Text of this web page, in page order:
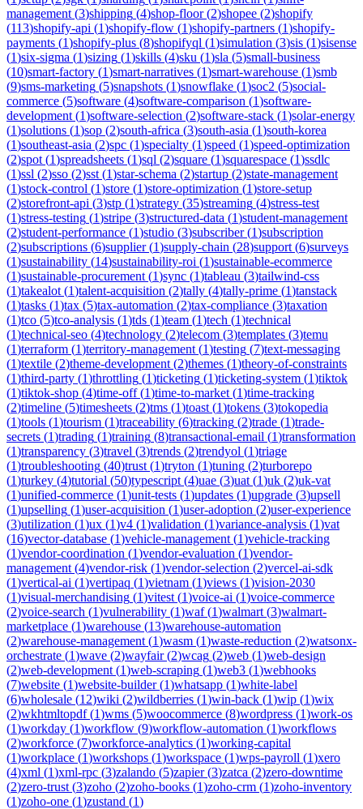
management (3)shipping (4)shop-floor(2)shopee (2)shopify
(113)shopify-api (1)shopify-flow (1)shopify-partners (1)shopify-
payments (1)shopify-plus (8)shopifyql (1)simulation (3)sis (1)sisense
(1)six-sigma (1)sizing (1)skills (4)sku (1)sla (5)small-business
(10)smart-factory (1)smart-narratives (1)smart-warehouse (1)smb
(9)sms-marketing (5)snapshots (1)snowflake (1)soc2 (5)social-
commerce (5)software (4)software-comparison (1)software-
development (1)software-selection (2)software-stack (1)solar-energy
(1)solutions (1)sop (2)south-africa (3)south-asia (1)south-korea
(1)southeast-asia (2)spc (1)specialty (1)speed (1)speed-optimization
(2)spot (1)spreadsheets (1)sql (2)square (1)squarespace (1)ssdlc
(1)ssl (2)sso (2)sst (1)star-schema (2)startup (2)state-management
(1)stock-control (1)store (1)store-optimization (1)store-setup
(2)storefront-api (3)stp (1)strategy (35)streaming (4)stress-test
(1)stress-testing (1)stripe (3)structured-data (1)student-management
(2)student-performance (1)studio (3)subscriber(1)subscription
(2)subscriptions (6)supplier(1)supply-chain (28)support (6)surveys
(1)sustainability (14)sustainability-roi (1)sustainable-ecommerce
(1)sustainable-procurement (1)sync (1)tableau (3)tailwind-css
(1)takealot (1)talent-acquisition (2)tally (4)tally-prime (1)tanstack
(1)tasks (1)tax (5)tax-automation (2)tax-compliance (3)taxation
(1)tco (5)tco-analysis (1)tds (1)team (1)tech (1)technical
(1)technical-seo (4)technology (2)telecom (3)templates (3)temu
(1)terraform (1)territory-management (1)testing (7)text-messaging
(1)textile (2)theme-development (2)themes (1)theory-of-constraints
(1)third-party (1)throttling (1)ticketing (1)ticketing-system (1)tiktok
(1)tiktok-shop (4)time-off(1)time-to-market (1)time-tracking
(2)timeline (5)timesheets (2)tms (1)toast (1)tokens (3)tokopedia
(1)tools (1)tourism (1)traceability (6)tracking (2)trade (1)trade-
secrets (1)trading (1)training (8)transactional-email (1)transformation
(1)transparency (3)travel (3)trends (2)trendyol (1)triage
(1)troubleshooting (40)trust (1)tryton (1)tuning (2)turborepo
(1)turkey (4)tutorial (50)typescript (4)uae (3)uat (1)uk (2)uk-vat
(1)unified-commerce (1)unit-tests (1)updates (1)upgrade (3)upsell
(1)upselling (1)user-acquisition (1)user-adoption (2)user-experience
(3)utilization (1)ux (1)v4 (1)validation (1)variance-analysis (1)vat
(16)vector-database (1)vehicle-management (1)vehicle-tracking
(1)vendor-coordination (1)vendor-evaluation (1)vendor-
management (4)vendor-risk (1)vendor-selection (2)vercel-ai-sdk
(1)vertical-ai (1)vertipaq (1)vietnam (1)views (1)vision-2030
(1)visual-merchandising (1)vitest (1)voice-ai (1)voice-commerce
(2)voice-search (1)vulnerability (1)waf(1)walmart (3)walmart-
marketplace (1)warehouse (13)warehouse-automation
(2)warehouse-management (1)wasm (1)waste-reduction (2)watsonx-
orchestrate (1)wave (2)wayfair(2)wcag (2)web (1)web-design
(2)web-development (1)web-scraping (1)web3 (1)webhooks
(7)website (1)website-builder(1)whatsapp (1)white-label
(6)wholesale (12)wiki (2)wildberries (1)win-back (1)wip (1)wix
(2)wkhtmltopdf(1)wms (5)woocommerce (8)wordpress (1)work-os
(1)workday (1)workflow (9)workflow-automation (1)workflows
(2)workforce (7)workforce-analytics (1)working-capital
(1)workplace (1)workshops (1)workspace (1)wps-payroll (1)xero
(4)xml (1)xml-rpc (3)zalando (5)zapier(3)zatca (2)zero-downtime
(2)zero-trust (3)zoho (2)zoho-books (1)zoho-crm (1)zoho-inventory
(1)zoho-one (1)zustand (1)